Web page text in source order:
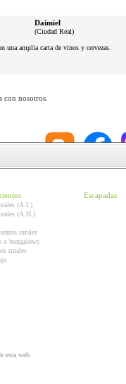
Daimiel
(Ciudad Real)
una amplia carta de vinos y cervezas.
con nosotros.
(A.I.)
(A.H.)
rurales
o bungalows
rurales
Escapadas
esta web.